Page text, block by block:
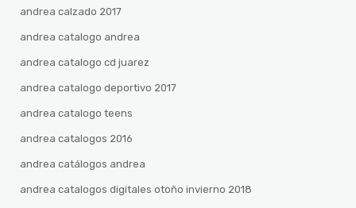
andrea calzado 2017
andrea catalogo andrea
andrea catalogo cd juarez
andrea catalogo deportivo 2017
andrea catalogo teens
andrea catalogos 2016
andrea catálogos andrea
andrea catalogos digitales otoño invierno 2018